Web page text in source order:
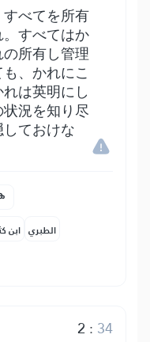
べてを所有
すべてはか
所有し管理
、かれにこ
は英明にし
況を知り尽
しておけな
ابن الطبري
2 : 34